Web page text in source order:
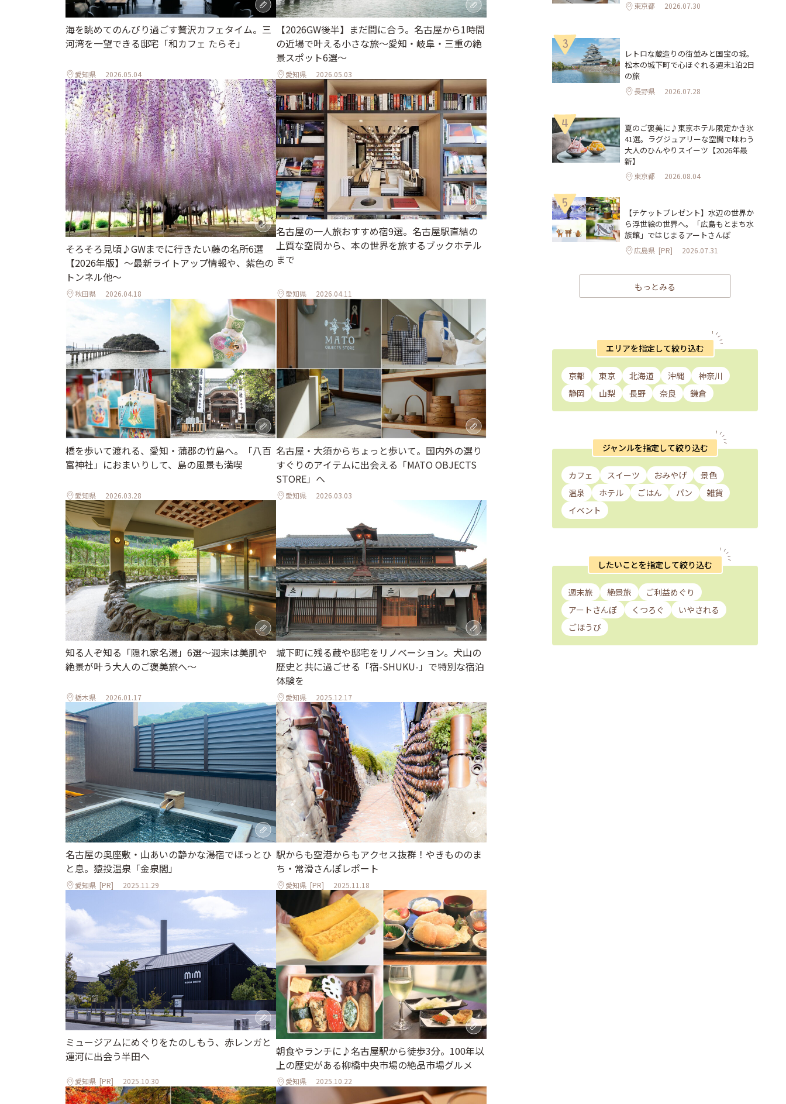
海を眺めてのんびり過ごす贅沢カフェタイム。三
河湾を一望できる邸宅「和カフェ たらそ」
愛知県 2026.05.04
【2026GW後半】まだ間に合う。名古屋から1時間
の近場で叶える小さな旅～愛知・岐阜・三重の絶
景スポット6選～
愛知県 2026.05.03
そろそろ見頃♪GWまでに行きたい藤の名所6選
【2026年版】～最新ライトアップ情報や、紫色の
トンネル他～
秋田県 2026.04.18
名古屋の一人旅おすすめ宿9選。名古屋駅直結の
上質な空間から、本の世界を旅するブックホテル
まで
愛知県 2026.04.11
橋を歩いて渡れる、愛知・蒲郡の竹島へ。「八百
富神社」におまいりして、島の風景も満喫
愛知県 2026.03.28
名古屋・大須からちょっと歩いて。国内外の選り
すぐりのアイテムに出会える「MATO OBJECTS
STORE」へ
愛知県 2026.03.03
知る人ぞ知る「隠れ家名湯」6選～週末は美肌や
絶景が叶う大人のご褒美旅へ～
栃木県 2026.01.17
城下町に残る蔵や邸宅をリノベーション。犬山の
歴史と共に過ごせる「宿-SHUKU-」で特別な宿泊
体験を
愛知県 2025.12.17
名古屋の奥座敷・山あいの静かな湯宿でほっとひ
と息。猿投温泉「金泉閣」
愛知県 [PR] 2025.11.29
駅からも空港からもアクセス抜群！やきもののま
ち・常滑さんぽレポート
愛知県 [PR] 2025.11.18
ミュージアムにめぐりをたのしもう、赤レンガと
運河に出会う半田へ
愛知県 [PR] 2025.10.30
朝食やランチに♪名古屋駅から徒歩3分。100年以
上の歴史がある柳橋中央市場の絶品市場グルメ
愛知県 2025.10.22
東京都 2026.07.30
3
レトロな蔵造りの街並みと国宝の城。
松本の城下町で心ほぐれる週末1泊2日
の旅
長野県 2026.07.28
4
夏のご褒美に♪東京ホテル限定かき氷
41選。ラグジュアリーな空間で味わう
大人のひんやりスイーツ【2026年最
新】
東京都 2026.08.04
5
【チケットプレゼント】水辺の世界か
ら浮世絵の世界へ。「広島もとまち水
族館」ではじまるアートさんぽ
広島県 [PR] 2026.07.31
もっとみる
エリアを指定して絞り込む
京都 東京 北海道 沖縄
神奈川
静岡
山梨 長野 奈良 鎌倉
ジャンルを指定して絞り込む
カフェ スイーツ おみやげ
景色
温泉
ホテル ごはん パン
雑貨
イベント
したいことを指定して絞り込む
週末旅 絶景旅
ご利益めぐり
アートさんぽ
くつろぐ
いやされる
ごほうび